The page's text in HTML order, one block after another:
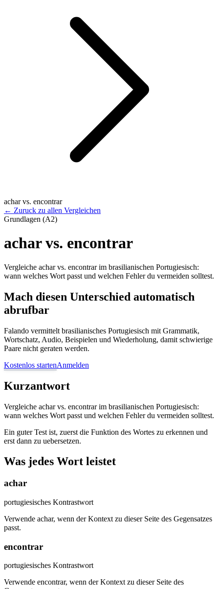
achar vs. encontrar
← Zuruck zu allen Vergleichen
Grundlagen (A2)
achar vs. encontrar
Vergleiche achar vs. encontrar im brasilianischen Portugiesisch:
wann welches Wort passt und welchen Fehler du vermeiden solltest.
Mach diesen Unterschied automatisch
abrufbar
Falando vermittelt brasilianisches Portugiesisch mit Grammatik,
Wortschatz, Audio, Beispielen und Wiederholung, damit schwierige
Paare nicht geraten werden.
Kostenlos startenAnmelden
Kurzantwort
Vergleiche achar vs. encontrar im brasilianischen Portugiesisch:
wann welches Wort passt und welchen Fehler du vermeiden solltest.
Ein guter Test ist, zuerst die Funktion des Wortes zu erkennen und
erst dann zu uebersetzen.
Was jedes Wort leistet
achar
portugiesisches Kontrastwort
Verwende achar, wenn der Kontext zu dieser Seite des Gegensatzes
passt.
encontrar
portugiesisches Kontrastwort
Verwende encontrar, wenn der Kontext zu dieser Seite des